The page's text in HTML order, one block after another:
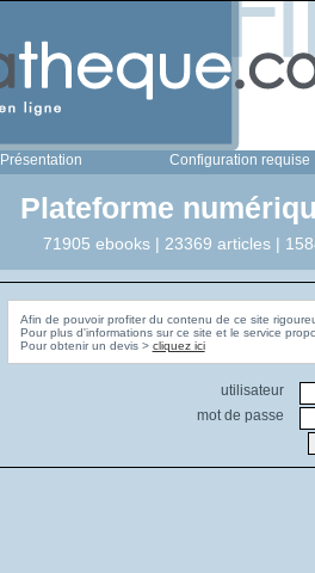
Présentation Configuration requise
Plateforme
71905 ebooks | 23369 articles |
Afin de pouvoir profiter du contenu de ce site
Pour plus d'informations sur ce site et le service
Pour obtenir un devis > cliquez ici
utilisateur
mot de passe